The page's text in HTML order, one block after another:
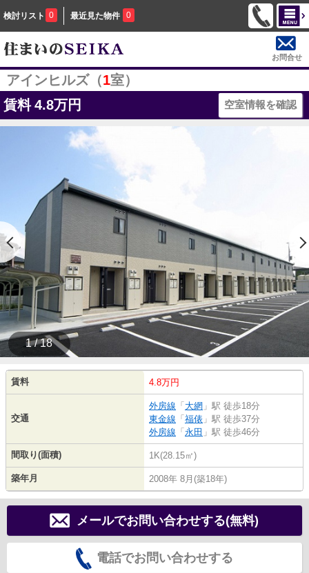
検討リスト 0 最近見た物件 0
お問合せ
アインヒルズ（1室）
賃料 4.8万円 空室情報を確認
1 / 18
賃料 4.8万円
交通
外房線 「 大網 」駅 徒歩18分
東金線 「 福俵 」駅 徒歩37分
外房線 「 永田 」駅 徒歩46分
間取り(面積) 1K(28.15㎡)
築年月 2008年 8月(築18年)
メールでお問い合わせする(無料)
電話でお問い合わせする